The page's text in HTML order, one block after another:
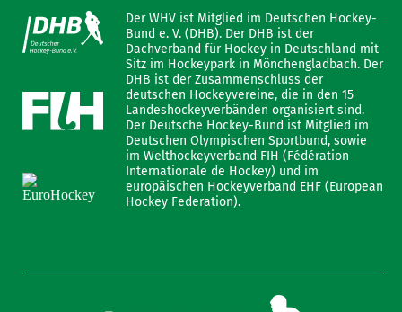
Der WHV ist Mitglied im Deutschen Hockey-
Bund e. V. (DHB). Der DHB ist der
Dachverband für Hockey in Deutschland mit
Sitz im Hockeypark in Mönchengladbach. Der
DHB ist der Zusammenschluss der
deutschen Hockeyvereine, die in den 15
Landeshockeyverbänden organisiert sind.
Der Deutsche Hockey-Bund ist Mitglied im
Deutschen Olympischen Sportbund, sowie
im Welthockeyverband FIH (Fédération
Internationale de Hockey) und im
europäischen Hockeyverband EHF (European
Hockey Federation).